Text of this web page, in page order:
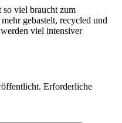
viel braucht zum
gebastelt, recycled und
viel intensiver
Erforderliche